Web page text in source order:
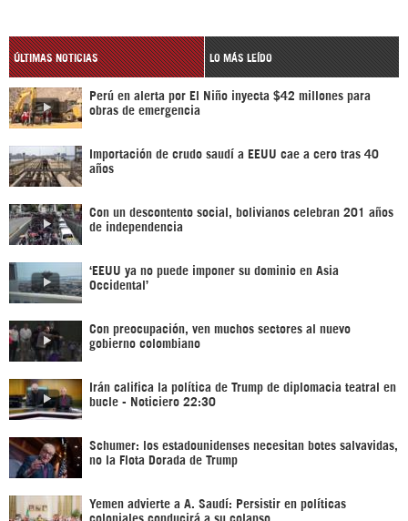
ÚLTIMAS NOTICIAS LO MÁS LEÍDO
Perú en alerta por El Niño inyecta $42 millones para
obras de emergencia
Importación de crudo saudí a EEUU cae a cero tras 40
años
Con un descontento social, bolivianos celebran 201 años
de independencia
‘EEUU ya no puede imponer su dominio en Asia
Occidental’
Con preocupación, ven muchos sectores al nuevo
gobierno colombiano
Irán califica la política de Trump de diplomacia teatral en
bucle - Noticiero 22:30
Schumer: los estadounidenses necesitan botes salvavidas,
no la Flota Dorada de Trump
Yemen advierte a A. Saudí: Persistir en políticas
coloniales conducirá a su colapso